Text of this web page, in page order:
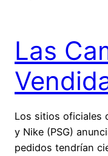
Las
Los sitios oficiales
y Nike (PSG)
pedidos tendrían